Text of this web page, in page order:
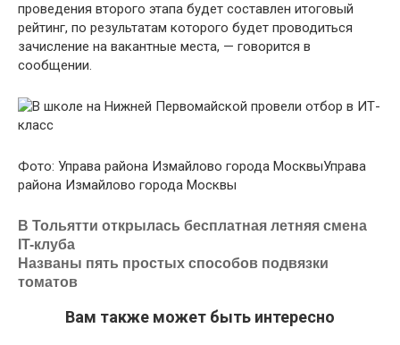
проведения второго этапа будет составлен итоговый
рейтинг, по результатам которого будет проводиться
зачисление на вакантные места, — говорится в
сообщении.
Фото: Управа района Измайлово города МосквыУправа
района Измайлово города Москвы
В Тольятти открылась бесплатная летняя смена
IT-клуба
Названы пять простых способов подвязки
томатов
Вам также может быть интересно